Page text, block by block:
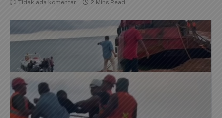
Tidak ada komentar
2 Mins Read